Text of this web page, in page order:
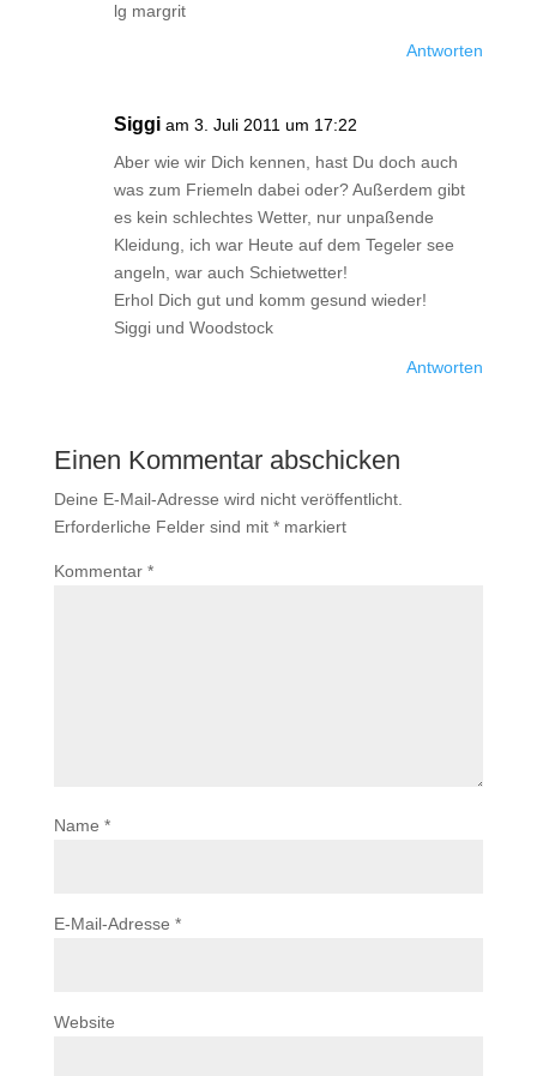
lg margrit
Antworten
Siggi am 3. Juli 2011 um 17:22
Aber wie wir Dich kennen, hast Du doch auch
was zum Friemeln dabei oder? Außerdem gibt
es kein schlechtes Wetter, nur unpaßende
Kleidung, ich war Heute auf dem Tegeler see
angeln, war auch Schietwetter!
Erhol Dich gut und komm gesund wieder!
Siggi und Woodstock
Antworten
Einen Kommentar abschicken
Deine E-Mail-Adresse wird nicht veröffentlicht.
Erforderliche Felder sind mit *markiert
Kommentar *
Name *
E-Mail-Adresse *
Website